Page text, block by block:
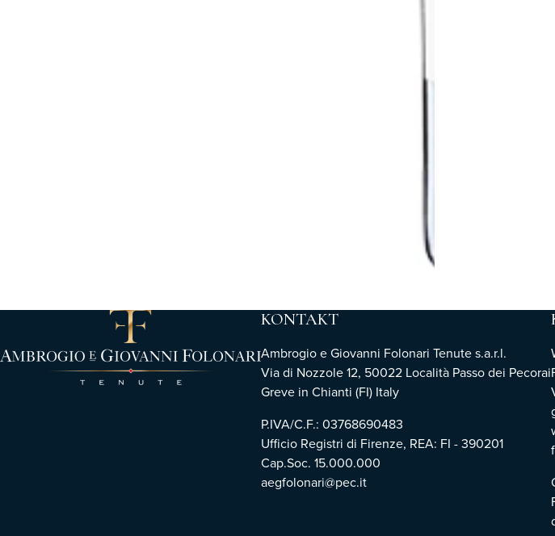
KONTAKT
Ambrogio e Giovanni Folonari Tenute s.a.r.l.
Via di Nozzole 12, 50022 Località Passo dei Pecorai
Greve in Chianti (FI) Italy
P.IVA/C.F.: 03768690483
Ufficio Registri di Firenze, REA: FI - 390201
Cap.Soc. 15.000.000
aegfolonari@pec.it